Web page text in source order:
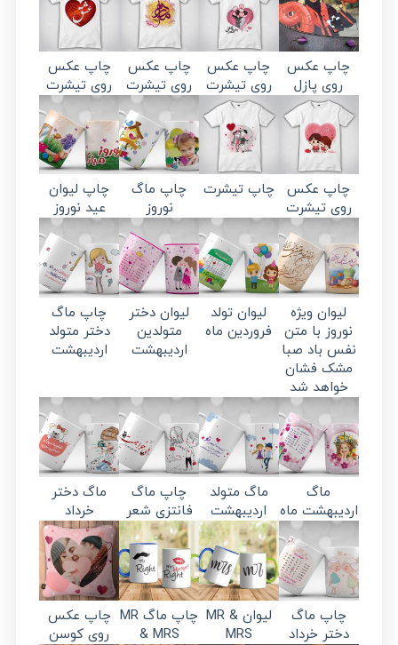
چاپ عکس
روی پازل
چاپ عکس
روی تیشرت
چاپ عکس
روی تیشرت
چاپ عکس
روی تیشرت
چاپ عکس
روی تیشرت
چاپ تیشرت
چاپ ماگ
نوروز
چاپ لیوان
عید نوروز
لیوان ویژه
نوروز با متن
نفس باد صبا
مشک فشان
خواهد شد
لیوان تولد
فروردین ماه
لیوان دختر
متولدین
اردیبهشت
چاپ ماگ
دختر متولد
اردیبهشت
ماگ
اردیبهشت ماه
ماگ متولد
اردیبهشت
چاپ ماگ
فانتزی شعر
ماگ دختر
خرداد
چاپ ماگ
دختر خرداد
لیوان MR &
MRS
چاپ ماگ MR
& MRS
چاپ عکس
روی کوسن